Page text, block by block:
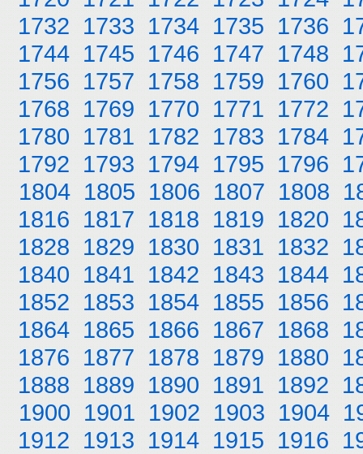
1732 1733 1734 1735 1736
1744 1745 1746 1747 1748
1756 1757 1758 1759 1760
1768 1769 1770 1771 1772
1780 1781 1782 1783 1784
1792 1793 1794 1795 1796
1804 1805 1806 1807 1808
1816 1817 1818 1819 1820
1828 1829 1830 1831 1832
1840 1841 1842 1843 1844
1852 1853 1854 1855 1856
1864 1865 1866 1867 1868
1876 1877 1878 1879 1880
1888 1889 1890 1891 1892
1900 1901 1902 1903 1904
1912 1913 1914 1915 1916